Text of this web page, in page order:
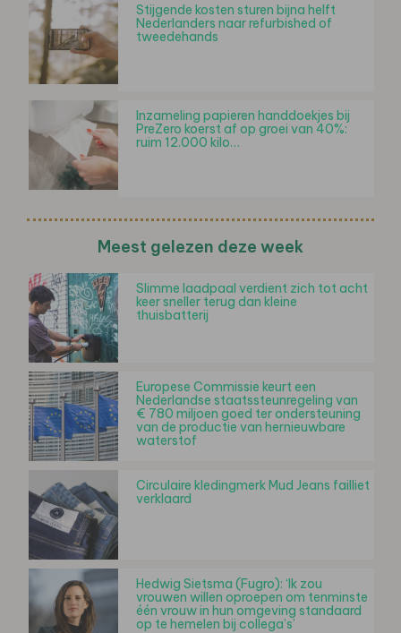
Stijgende kosten sturen bijna helft
Nederlanders naar refurbished of
tweedehands
Inzameling papieren handdoekjes bij
PreZero koerst af op groei van 40%:
ruim 12.000 kilo…
Meest gelezen deze week
Slimme laadpaal verdient zich tot acht
keer sneller terug dan kleine
thuisbatterij
Europese Commissie keurt een
Nederlandse staatssteunregeling van
€ 780 miljoen goed ter ondersteuning
van de productie van hernieuwbare
waterstof
Circulaire kledingmerk Mud Jeans failliet
verklaard
Hedwig Sietsma (Fugro): ‘Ik zou
vrouwen willen oproepen om tenminste
één vrouw in hun omgeving standaard
op te hemelen bij collega’s’